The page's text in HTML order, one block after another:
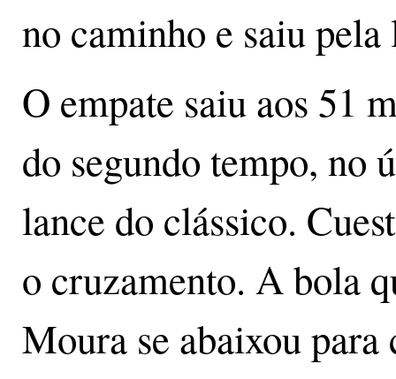
no caminho e saiu
O empate saiu aos 51
do segundo tempo, no
lance do clássico.
o cruzamento. A bola
Moura se abaixou